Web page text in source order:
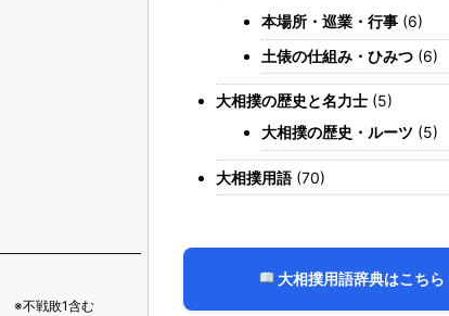
※不戦敗1含む
本場所・巡業・行事 (6)
土俵の仕組み・ひみつ (6)
大相撲の歴史と名力士 (5)
大相撲の歴史・ルーツ (5)
大相撲用語 (70)
大相撲用語辞典はこちら